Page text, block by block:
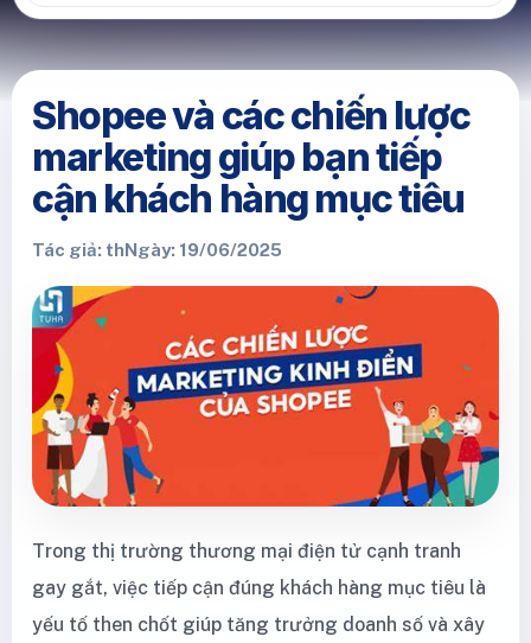
Shopee và các chiến lược
marketing giúp bạn tiếp
cận khách hàng mục tiêu
Tác giả: thNgày: 19/06/2025
Trong thị trường thương mại điện tử cạnh tranh
gay gắt, việc tiếp cận đúng khách hàng mục tiêu là
yếu tố then chốt giúp tăng trưởng doanh số và xây